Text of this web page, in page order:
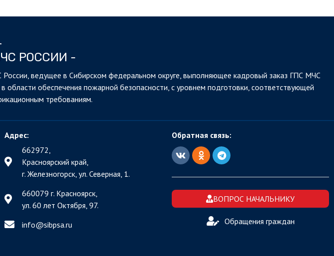
РОССИИ -
ведущее в Сибирском федеральном округе, выполняющее кадровый заказ ГПС МЧС
области обеспечения пожарной безопасности, с уровнем подготовки, соответствующей
требованиям.
Адрес:
662972,
Красноярский край,
г. Железногорск, ул. Северная, 1.
660079 г. Красноярск,
ул. 60 лет Октября, 97.
info@sibpsa.ru
Обратная связь:
ВОПРОС НАЧАЛЬНИКУ
Обращения граждан